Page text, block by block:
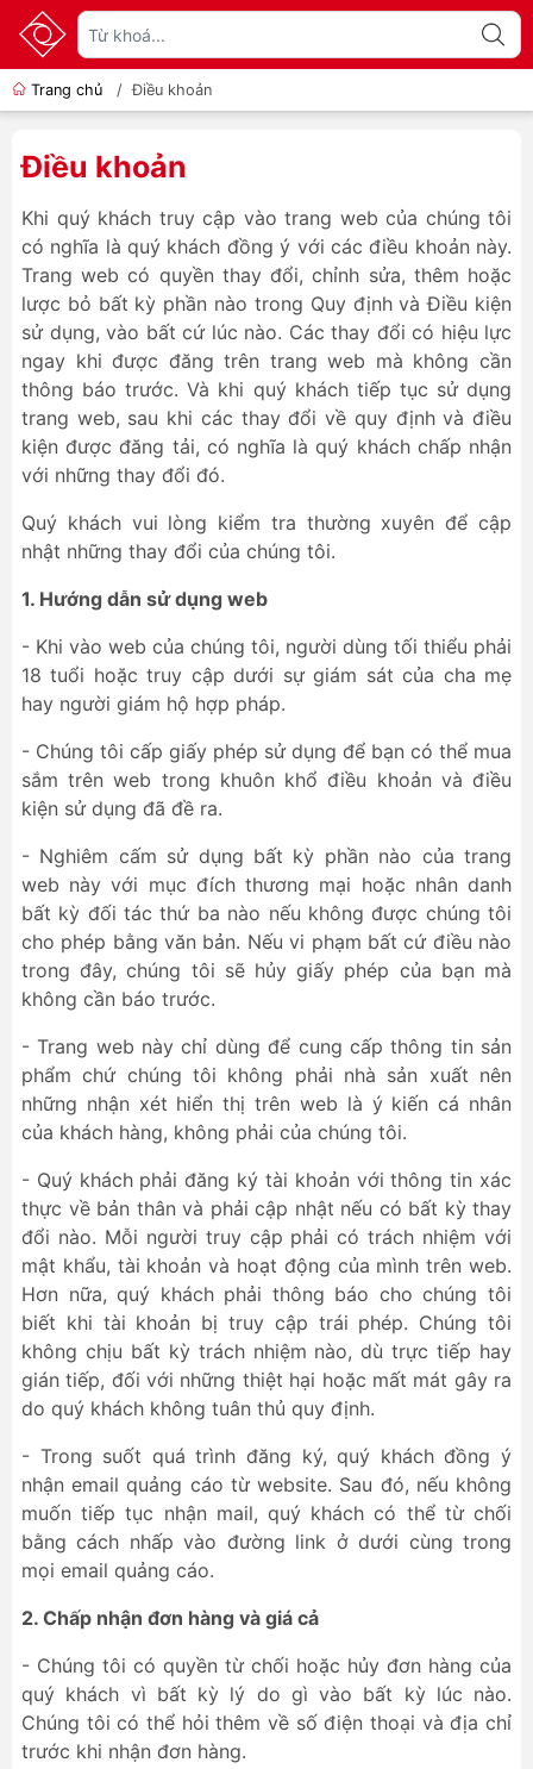
Trang chủ / Điều khoản
Điều khoản
Khi quý khách truy cập vào trang web của chúng tôi
có nghĩa là quý khách đồng ý với các điều khoản này.
Trang web có quyền thay đổi, chỉnh sửa, thêm hoặc
lược bỏ bất kỳ phần nào trong Quy định và Điều kiện
sử dụng, vào bất cứ lúc nào. Các thay đổi có hiệu lực
ngay khi được đăng trên trang web mà không cần
thông báo trước. Và khi quý khách tiếp tục sử dụng
trang web, sau khi các thay đổi về quy định và điều
kiện được đăng tải, có nghĩa là quý khách chấp nhận
với những thay đổi đó.
Quý khách vui lòng kiểm tra thường xuyên để cập
nhật những thay đổi của chúng tôi.
1. Hướng dẫn sử dụng web
- Khi vào web của chúng tôi, người dùng tối thiểu phải
18 tuổi hoặc truy cập dưới sự giám sát của cha mẹ
hay người giám hộ hợp pháp.
- Chúng tôi cấp giấy phép sử dụng để bạn có thể mua
sắm trên web trong khuôn khổ điều khoản và điều
kiện sử dụng đã đề ra.
- Nghiêm cấm sử dụng bất kỳ phần nào của trang
web này với mục đích thương mại hoặc nhân danh
bất kỳ đối tác thứ ba nào nếu không được chúng tôi
cho phép bằng văn bản. Nếu vi phạm bất cứ điều nào
trong đây, chúng tôi sẽ hủy giấy phép của bạn mà
không cần báo trước.
- Trang web này chỉ dùng để cung cấp thông tin sản
phẩm chứ chúng tôi không phải nhà sản xuất nên
những nhận xét hiển thị trên web là ý kiến cá nhân
của khách hàng, không phải của chúng tôi.
- Quý khách phải đăng ký tài khoản với thông tin xác
thực về bản thân và phải cập nhật nếu có bất kỳ thay
đổi nào. Mỗi người truy cập phải có trách nhiệm với
mật khẩu, tài khoản và hoạt động của mình trên web.
Hơn nữa, quý khách phải thông báo cho chúng tôi
biết khi tài khoản bị truy cập trái phép. Chúng tôi
không chịu bất kỳ trách nhiệm nào, dù trực tiếp hay
gián tiếp, đối với những thiệt hại hoặc mất mát gây ra
do quý khách không tuân thủ quy định.
- Trong suốt quá trình đăng ký, quý khách đồng ý
nhận email quảng cáo từ website. Sau đó, nếu không
muốn tiếp tục nhận mail, quý khách có thể từ chối
bằng cách nhấp vào đường link ở dưới cùng trong
mọi email quảng cáo.
2. Chấp nhận đơn hàng và giá cả
- Chúng tôi có quyền từ chối hoặc hủy đơn hàng của
quý khách vì bất kỳ lý do gì vào bất kỳ lúc nào.
Chúng tôi có thể hỏi thêm về số điện thoại và địa chỉ
trước khi nhận đơn hàng.